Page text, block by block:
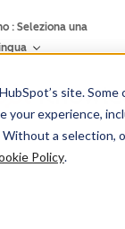
site.
your experience,
a selection,
Policy.
: Seleziona una